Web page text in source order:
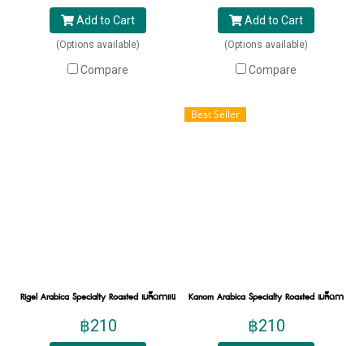
Add to Cart
(Options available)
Compare
Add to Cart
(Options available)
Compare
Rigel Arabica Specialty Roasted เมล็ดกาแฟคั่ว อราบิก้าสเปเชียลตี้ ไรเจล
฿210
Best Seller
Kanom Arabica Specialty Roasted เมล็ดกาแฟคั่
฿210